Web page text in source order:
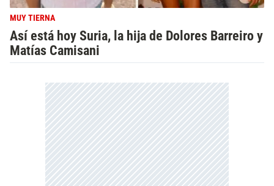
MUY TIERNA
Así está hoy Suria, la hija de Dolores Barreiro y
Matías Camisani